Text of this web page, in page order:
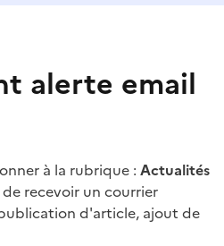
alerte email
à la rubrique : Actualités
recevoir un courrier
d'article, ajout de